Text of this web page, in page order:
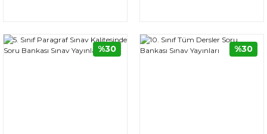
%30 %30